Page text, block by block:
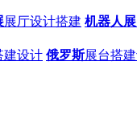
展厅设计搭建 机器人展
建设计 俄罗斯展台搭